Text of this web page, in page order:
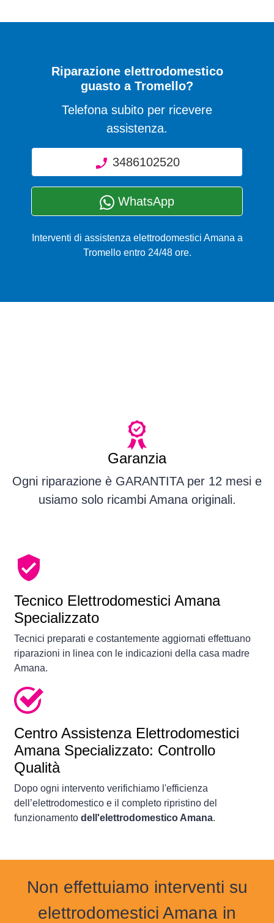
Riparazione elettrodomestico
guasto a Tromello?
Telefona subito per ricevere
assistenza.
3486102520
WhatsApp
Interventi di assistenza elettrodomestici Amana a
Tromello entro 24/48 ore.
Garanzia
Ogni riparazione è GARANTITA per 12 mesi e
usiamo solo ricambi Amana originali.
Tecnico Elettrodomestici Amana
Specializzato
Tecnici preparati e costantemente aggiornati effettuano
riparazioni in linea con le indicazioni della casa madre
Amana.
Centro Assistenza Elettrodomestici
Amana Specializzato: Controllo
Qualità
Dopo ogni intervento verifichiamo l'efficienza
dell’elettrodomestico e il completo ripristino del
funzionamento dell'elettrodomestico Amana.
Non effettuiamo interventi su
elettrodomestici Amana in